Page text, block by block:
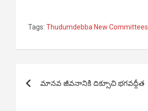
Tags: Thudumdebba New Committees
navigation
మానవ జీవనానికి దిక్సూచి భగవద్గీత